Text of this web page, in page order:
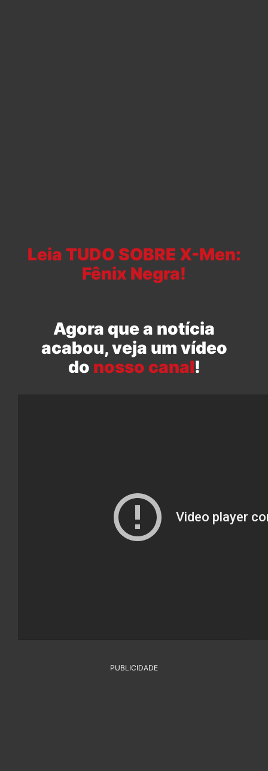
Leia TUDO SOBRE X-Men:
Fênix Negra!
Agora que a notícia
acabou, veja um vídeo
do nosso canal!
PUBLICIDADE